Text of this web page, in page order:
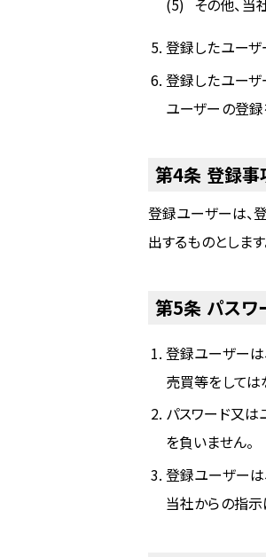
登録したユーザ
登録したユーザ
ユーザーの登録
第4条 登録事
登録ユーザーは、
出するものとします
第5条 パスワ
登録ユーザーは
売買等をしては
パスワード又
を負いません。
登録ユーザーは
当社からの指示